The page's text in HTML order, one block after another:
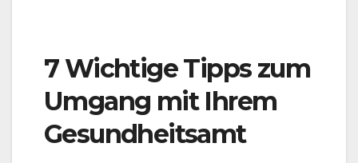
7 Wichtige Tipps zum
Umgang mit Ihrem
Gesundheitsamt